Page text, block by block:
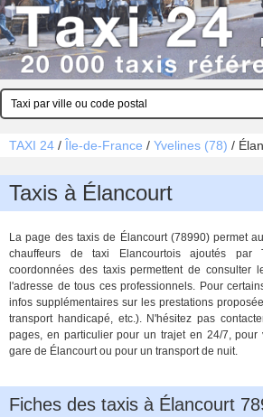
TAXI 24 / Île-de-France / Yvelines (78) /
Taxis à Élancourt
La page des taxis de Élancourt (78990) permet
chauffeurs de taxi Elancourtois ajoutés par
coordonnées des taxis permettent de consulter
l'adresse de tous ces professionnels. Pour
infos supplémentaires sur les prestations
transport handicapé, etc.). N'hésitez pas
pages, en particulier pour un trajet en 24/7,
gare de Élancourt ou pour un transport de nuit.
Fiches des taxis à Élancourt